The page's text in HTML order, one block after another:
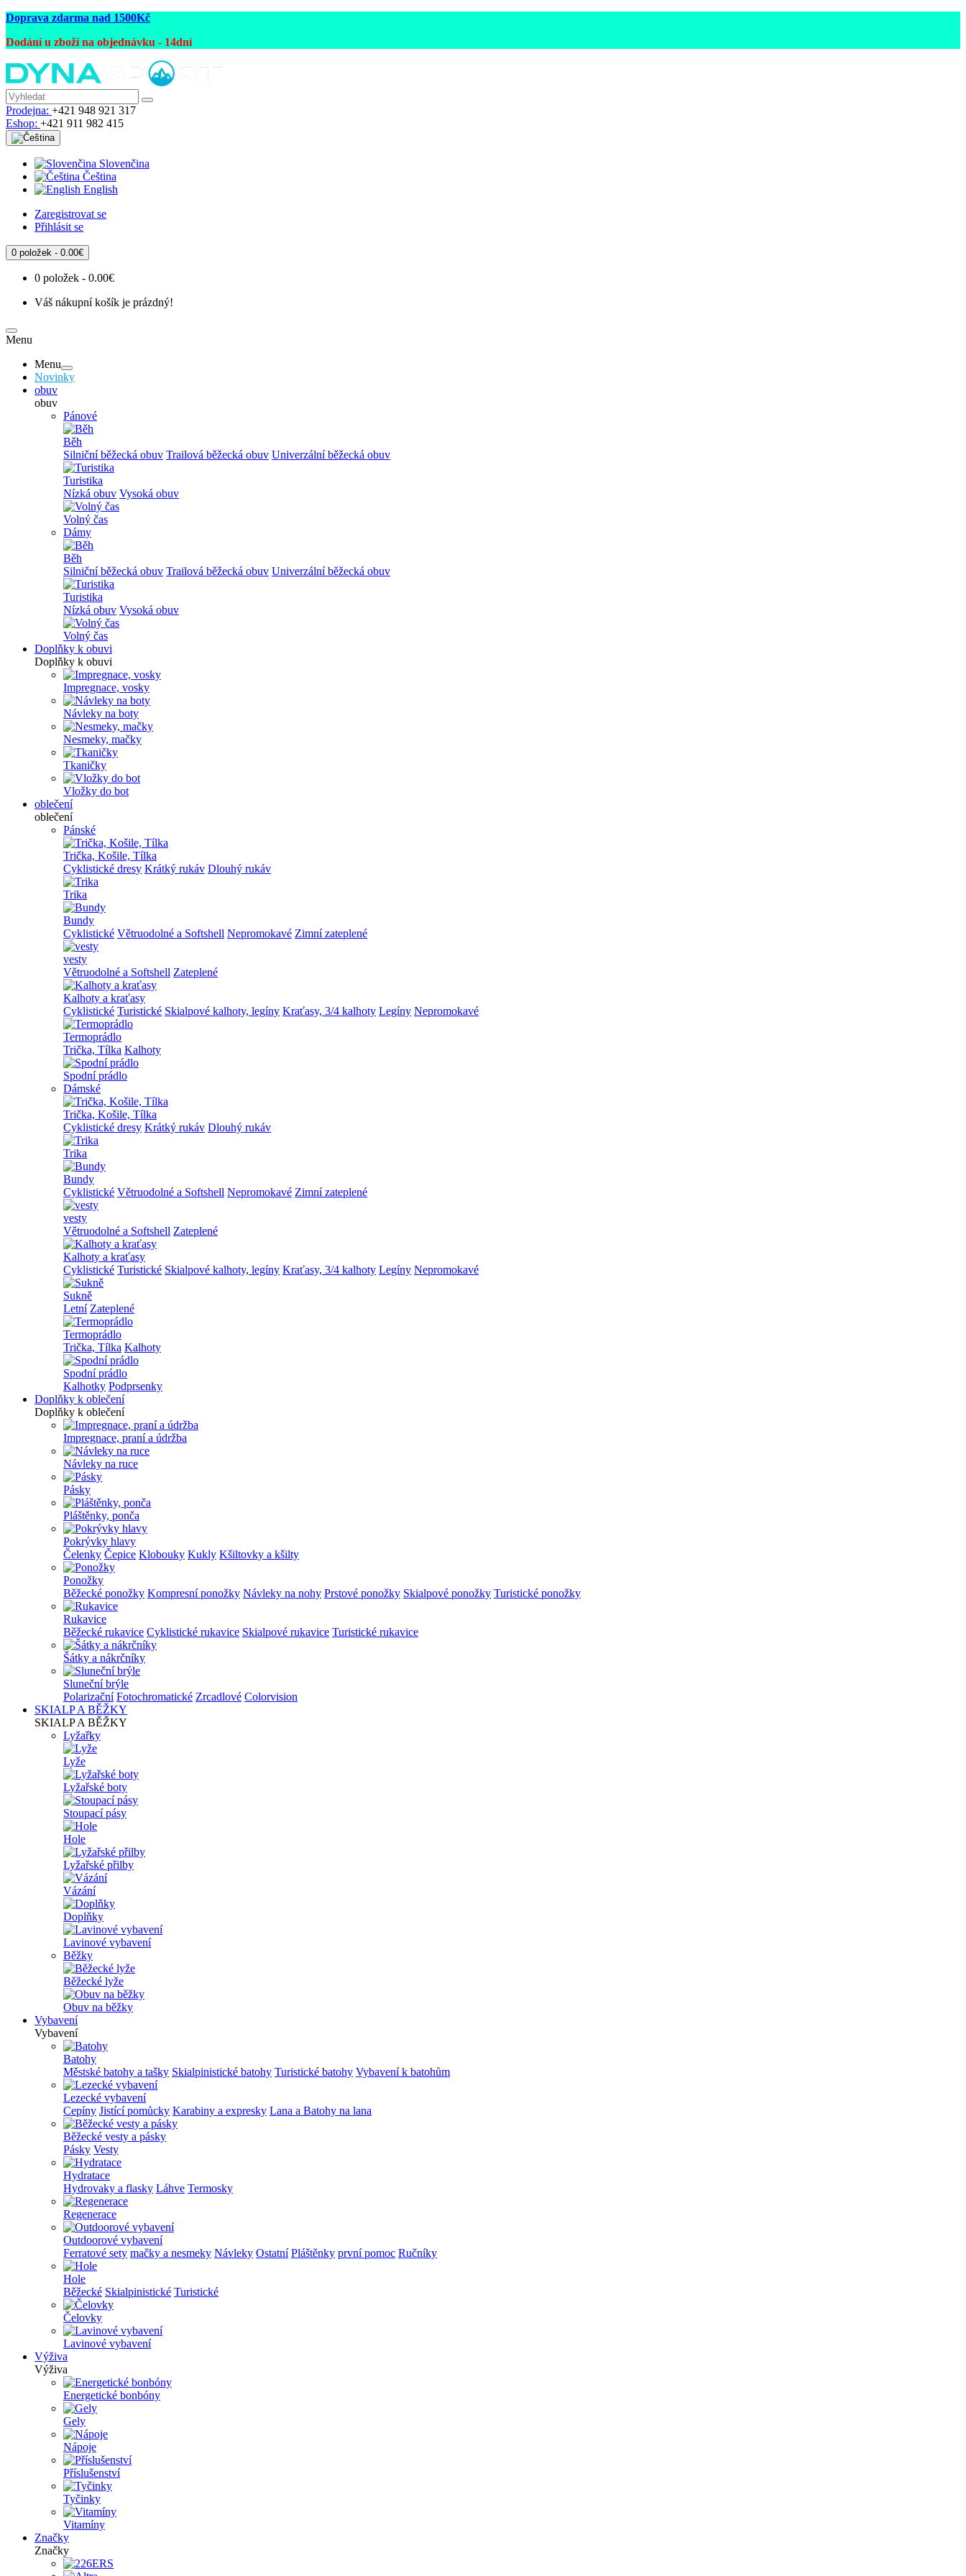
Doprava zdarma nad 1500Kč
Dodání u zboží na objednávku - 14dní
Prodejna: +421 948 921 317
Eshop: +421 911 982 415
Slovenčina
Čeština
English
Zaregistrovat se
Přihlásit se
0 položek - 0.00€
0 položek - 0.00€
Váš nákupní košík je prázdný!
Menu
Menu
Novinky
obuv
obuv
Pánové
Běh
Silniční běžecká obuv Trailová běžecká obuv Univerzální běžecká obuv
Turistika
Nízká obuv Vysoká obuv
Volný čas
Dámy
Běh
Silniční běžecká obuv Trailová běžecká obuv Univerzální běžecká obuv
Turistika
Nízká obuv Vysoká obuv
Volný čas
Doplňky k obuvi
Doplňky k obuvi
Impregnace, vosky
Návleky na boty
Nesmeky, mačky
Tkaničky
Vložky do bot
oblečení
oblečení
Pánské
Trička, Košile, Tílka
Cyklistické dresy Krátký rukáv Dlouhý rukáv
Trika
Bundy
Cyklistické Větruodolné a Softshell Nepromokavé Zimní zateplené
vesty
Větruodolné a Softshell Zateplené
Kalhoty a kraťasy
Cyklistické Turistické Skialpové kalhoty, legíny Kraťasy, 3/4 kalhoty Legíny Nepromokavé
Termoprádlo
Trička, Tílka Kalhoty
Spodní prádlo
Dámské
Trička, Košile, Tílka
Cyklistické dresy Krátký rukáv Dlouhý rukáv
Trika
Bundy
Cyklistické Větruodolné a Softshell Nepromokavé Zimní zateplené
vesty
Větruodolné a Softshell Zateplené
Kalhoty a kraťasy
Cyklistické Turistické Skialpové kalhoty, legíny Kraťasy, 3/4 kalhoty Legíny Nepromokavé
Sukně
Letní Zateplené
Termoprádlo
Trička, Tílka Kalhoty
Spodní prádlo
Kalhotky Podprsenky
Doplňky k oblečení
Doplňky k oblečení
Impregnace, praní a údržba
Návleky na ruce
Pásky
Pláštěnky, ponča
Pokrývky hlavy
Čelenky Čepice Klobouky Kukly Kšiltovky a kšilty
Ponožky
Běžecké ponožky Kompresní ponožky Návleky na nohy Prstové ponožky Skialpové ponožky Turistické ponožky
Rukavice
Běžecké rukavice Cyklistické rukavice Skialpové rukavice Turistické rukavice
Šátky a nákrčníky
Sluneční brýle
Polarizační Fotochromatické Zrcadlové Colorvision
SKIALP A BĚŽKY
SKIALP A BĚŽKY
Lyžařky
Lyže
Lyžařské boty
Stoupací pásy
Hole
Lyžařské přilby
Vázání
Doplňky
Lavinové vybavení
Běžky
Běžecké lyže
Obuv na běžky
Vybavení
Vybavení
Batohy
Městské batohy a tašky Skialpinistické batohy Turistické batohy Vybavení k batohům
Lezecké vybavení
Cepíny Jistící pomůcky Karabiny a expresky Lana a Batohy na lana
Běžecké vesty a pásky
Pásky Vesty
Hydratace
Hydrovaky a flasky Láhve Termosky
Regenerace
Outdoorové vybavení
Ferratové sety mačky a nesmeky Návleky Ostatní Pláštěnky první pomoc Ručníky
Hole
Běžecké Skialpinistické Turistické
Čelovky
Lavinové vybavení
Výživa
Výživa
Energetické bonbóny
Gely
Nápoje
Příslušenství
Tyčinky
Vitamíny
Značky
Značky